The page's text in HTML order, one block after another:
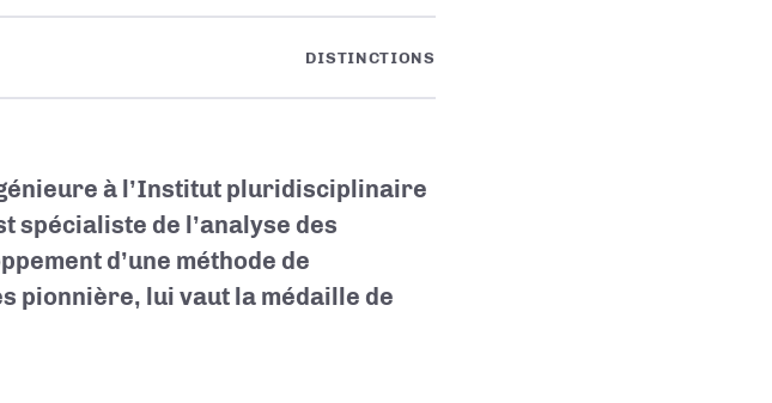
DISTINCTIONS
à l’Institut pluridisciplinaire
spécialiste de l’analyse des
d’une méthode de
pionnière, lui vaut la médaille de